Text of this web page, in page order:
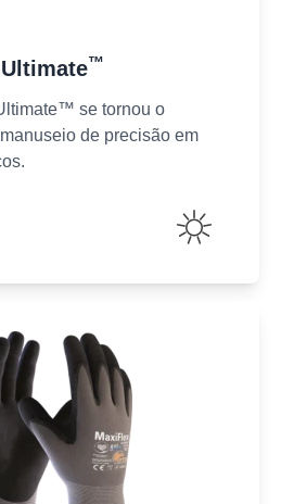
Ultimate™
se tornou o
de precisão em